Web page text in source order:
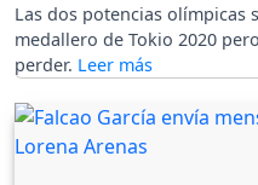
Las dos potencias olímpicas
medallero de Tokio 2020
perder.